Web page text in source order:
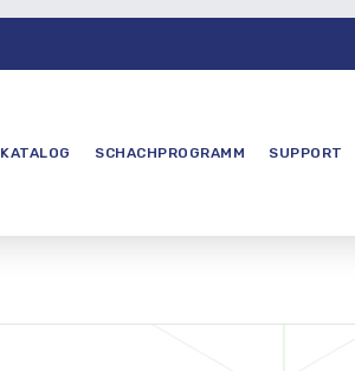
KATALOG SCHACHPROGRAMM SUPPORT